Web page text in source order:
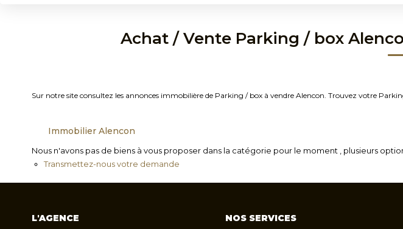
Achat / Vente Parking / box
Sur notre site consultez les annonces immobilière de Parking / box à vendre Alencon. Trouvez votre
Immobilier Alencon
Nous n'avons pas de biens à vous proposer dans la catégorie pour le moment , plusieurs
Transmettez-nous votre demande
L'AGENCE
NOS SERVICES